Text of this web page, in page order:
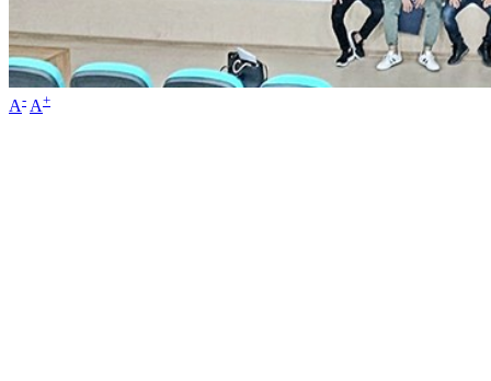
A- A+